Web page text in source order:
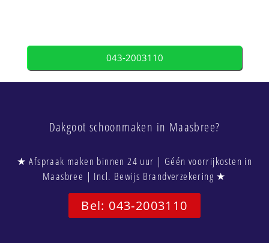
043-2003110
Dakgoot schoonmaken in Maasbree?
★ Afspraak maken binnen 24 uur | Géén voorrijkosten in
Maasbree | Incl. Bewijs Brandverzekering ★
Bel: 043-2003110